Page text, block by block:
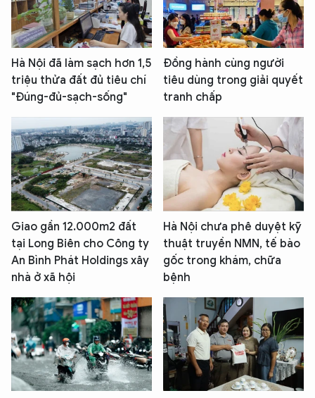
Hà Nội đã làm sạch hơn 1,5
triệu thửa đất đủ tiêu chí
"Đúng-đủ-sạch-sống"
Đồng hành cùng người
tiêu dùng trong giải quyết
tranh chấp
Giao gần 12.000m2 đất
tại Long Biên cho Công ty
An Bình Phát Holdings xây
nhà ở xã hội
Hà Nội chưa phê duyệt kỹ
thuật truyền NMN, tế bào
gốc trong khám, chữa
bệnh